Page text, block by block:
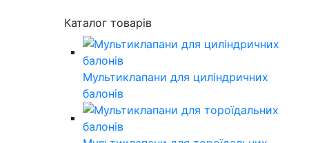
Каталог товарів
Мультиклапани для циліндричних
балонів